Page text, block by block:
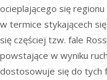
ocieplającego się
w termice stykającech
się częściej tzw. fale
powstające w wyniku
dostosowuje się do tych